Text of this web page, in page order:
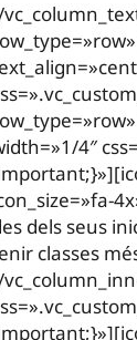
4″
dels seus
classes